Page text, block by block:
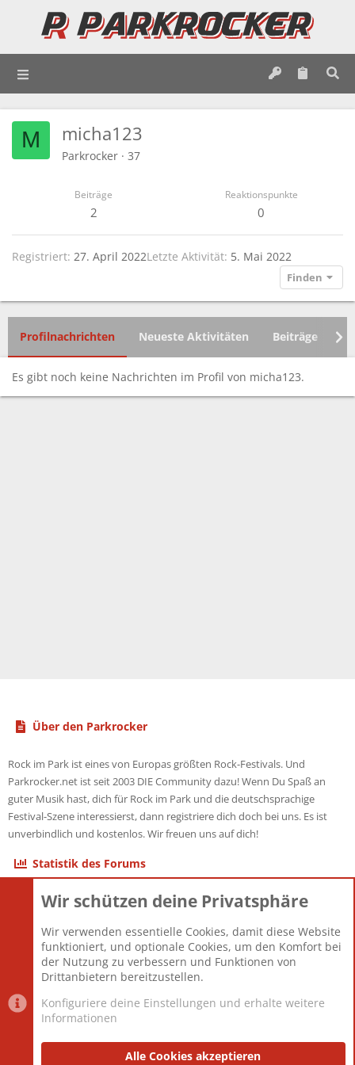
M micha123
Parkrocker · 37
Beiträge
2
Reaktionspunkte
0
Registriert 27. April 2022Letzte Aktivität 5. Mai 2022
Finden
Profilnachrichten Neueste Aktivitäten Beiträge
Es gibt noch keine Nachrichten im Profil von micha123.
Über den Parkrocker
Rock im Park ist eines von Europas größten Rock-Festivals. Und
Parkrocker.net ist seit 2003 DIE Community dazu! Wenn Du Spaß an
guter Musik hast, dich für Rock im Park und die deutschsprachige
Festival-Szene interessierst, dann registriere dich doch bei uns. Es ist
unverbindlich und kostenlos. Wir freuen uns auf dich!
Statistik des Forums
Themen
Mitglieder
12.425
Neuestes Mitglied
Toddster85
Datenschutzerklärung Impressum
Wir schützen deine Privatsphäre
Wir verwenden essentielle Cookies, damit diese Website
funktioniert, und optionale Cookies, um den Komfort bei
der Nutzung zu verbessern und Funktionen von
Drittanbietern bereitzustellen.
Konfiguriere deine Einstellungen und erhalte weitere
Informationen
Alle Cookies akzeptieren